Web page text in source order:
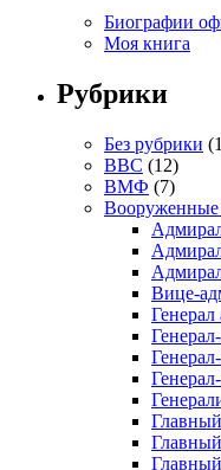
Биографии
Моя книга
Рубрики
Без рубрики
ВВС (12)
ВМФ (7)
Вице-